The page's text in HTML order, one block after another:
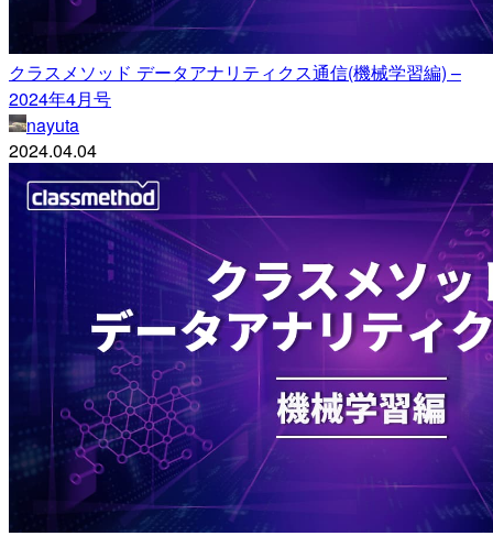
クラスメソッド データアナリティクス通信(機械学習編) –
2024年4月号
nayuta
2024.04.04